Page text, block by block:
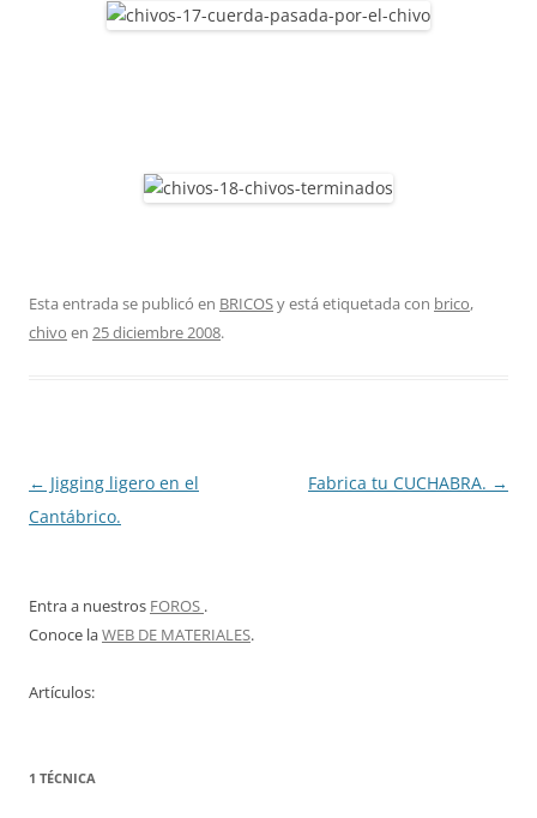
Esta entrada se publicó en BRICOSy está etiquetada con brico,
chivo en 25 diciembre 2008.
Navegación
de
← Jigging ligero en el
Cantábrico.
Fabrica tu CUCHABRA. →
Entra a nuestros FOROS .
Conoce laWEB DE MATERIALES.
Artículos:
1 TÉCNICA